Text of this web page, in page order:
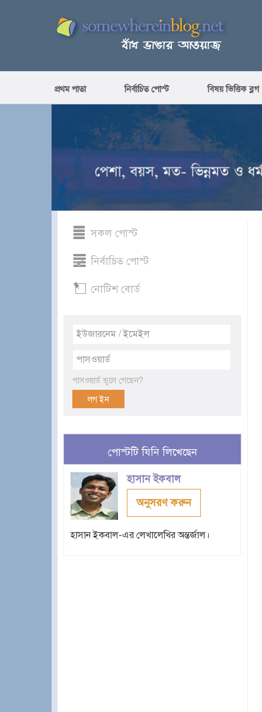
প্রথম পাতা নির্বাচিত পোস্ট বিষয় ভিত্তিক ব্লগ
সকল পোস্ট
নির্বাচিত পোস্ট
নোটিশ বোর্ড
পাসওয়ার্ড ভুলে গেছেন?
পোস্টটি যিনি লিখেছেন
হাসান ইকবাল
অনুসরণ করুন
হাসান ইকবাল-এর লেখালেখির অন্তর্জাল।